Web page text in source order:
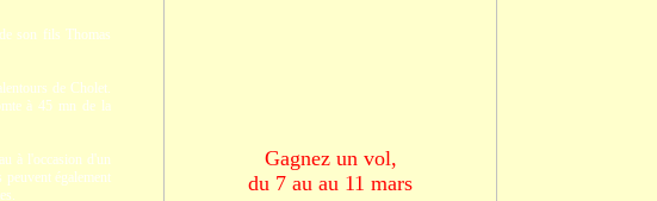
son fils Thomas
de Cholet.
à 45 mn de la
à l'occasion d'un
également
Gagnez un vol,
du 7 au au 11 mars